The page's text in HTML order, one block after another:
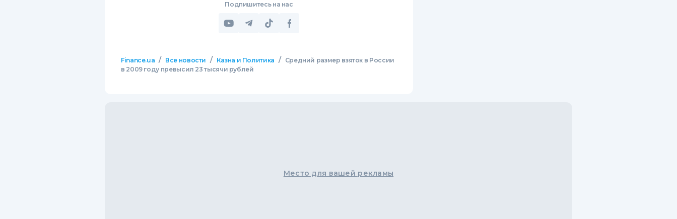
Подпишитесь на нас
Finance.ua / Все новости / Казна и Политика /
Средний размер взяток в России
в 2009 году превысил 23 тысячи рублей
Место для вашей рекламы